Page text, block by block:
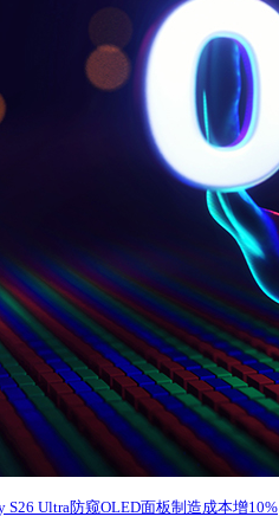
S26 Ultra防窥OLED面板制造成本增10%